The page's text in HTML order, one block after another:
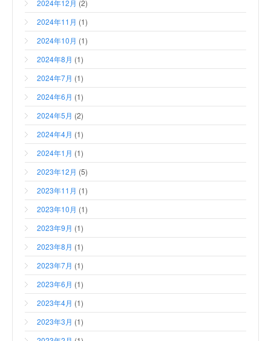
2024年12月 (2)
2024年11月 (1)
2024年10月 (1)
2024年8月 (1)
2024年7月 (1)
2024年6月 (1)
2024年5月 (2)
2024年4月 (1)
2024年1月 (1)
2023年12月 (5)
2023年11月 (1)
2023年10月 (1)
2023年9月 (1)
2023年8月 (1)
2023年7月 (1)
2023年6月 (1)
2023年4月 (1)
2023年3月 (1)